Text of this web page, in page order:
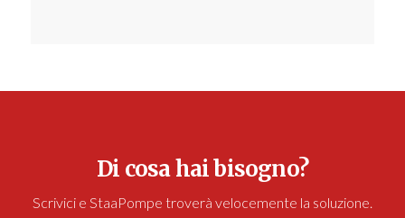
Di cosa hai bisogno?
Scrivici e StaaPompe troverà velocemente la soluzione.